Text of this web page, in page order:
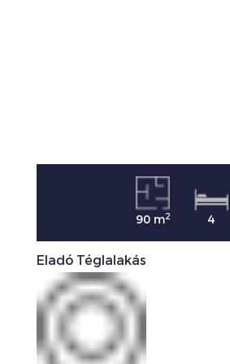
90 m2 4
Eladó Téglalakás